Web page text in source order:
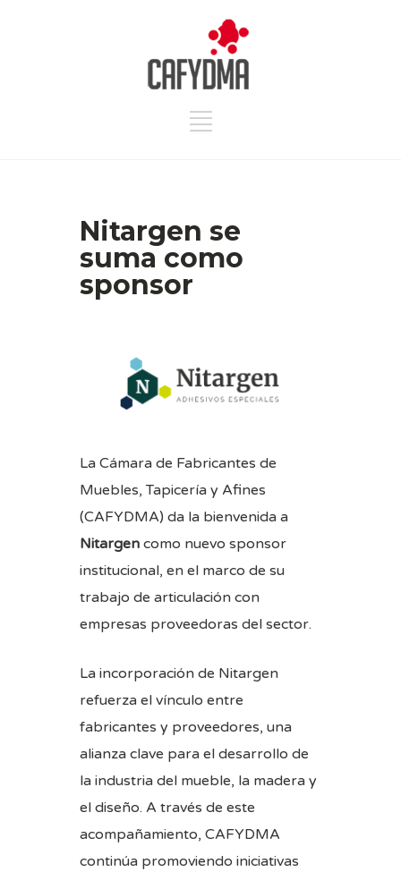
Nitargen se
suma como
sponsor
La Cámara de Fabricantes de
Muebles, Tapicería y Afines
(CAFYDMA) da la bienvenida a
Nitargen como nuevo sponsor
institucional, en el marco de su
trabajo de articulación con
empresas proveedoras del sector.
La incorporación de Nitargen
refuerza el vínculo entre
fabricantes y proveedores, una
alianza clave para el desarrollo de
la industria del mueble, la madera y
el diseño. A través de este
acompañamiento, CAFYDMA
continúa promoviendo iniciativas